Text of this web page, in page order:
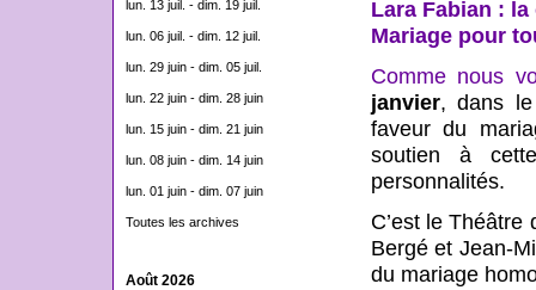
lun. 13 juil. - dim. 19 juil.
lun. 06 juil. - dim. 12 juil.
lun. 29 juin - dim. 05 juil.
lun. 22 juin - dim. 28 juin
lun. 15 juin - dim. 21 juin
lun. 08 juin - dim. 14 juin
lun. 01 juin - dim. 07 juin
Toutes les archives
Août 2026
Lara Fabian :
Mariage pour
Comme nous
janvier, dans le
faveur du
soutien à
personnalités.
C’est le
Bergé et Jean-
du mariage